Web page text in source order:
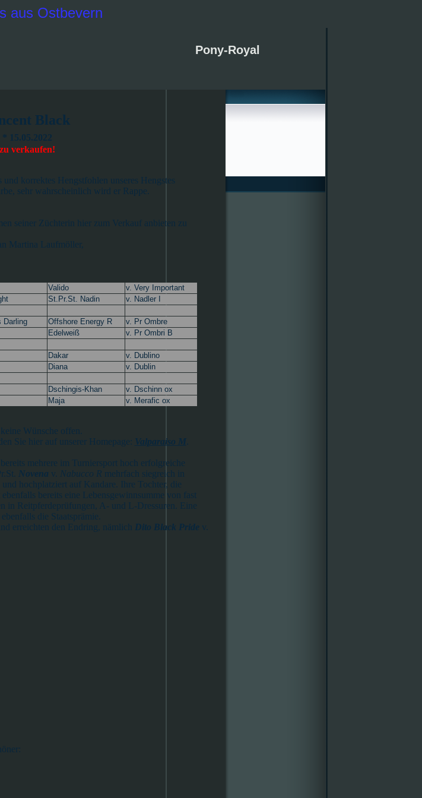
aus Ostbevern
Pony-Royal
Black
* 15.05.2022
zu verkaufen!
und korrektes Hengstfohlen unseres Hengstes
sehr wahrscheinlich wird er Rappe.
seiner Züchterin hier zum Verkauf anbieten zu
Martina Laufmöller,
Valido
v. Very Important
St.Pr.St. Nadin
v. Nadler I
Darling
Offshore Energy R
v. Pr Ombre
Edelweiß
v. Pr Ombri B
Dakar
v. Dublino
Diana
v. Dublin
Dschingis-Khan
v. Dschinn ox
Maja
v. Merafic ox
Wünsche offen.
Sie hier auf unserer Homepage: Valparaiso M
mehrere im Turniersport hoch erfolgreiche
Novena v. Nabucco R mehrfach siegreich in
hochplatziert auf Kandare. Ihre Tochter, die
bereits eine Lebensgewinnsumme von fast
in Reitpferdeprüfungen, A- und L-Dressuren. Eine
die Staatsprämie.
erreichten den Endring, nämlich Dito Black Pride v.